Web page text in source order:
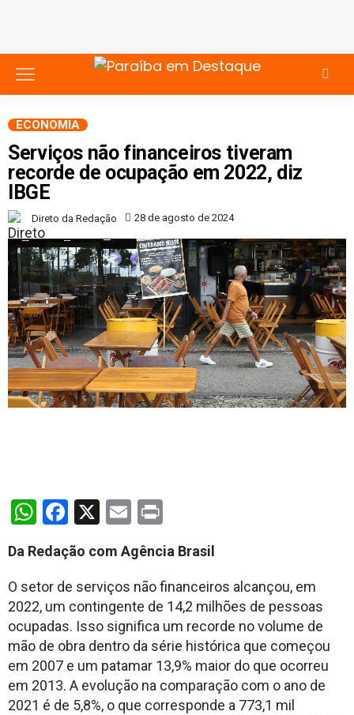
ECONOMIA
Serviços não financeiros tiveram
recorde de ocupação em 2022, diz
IBGE
Direto da Redação 28 de agosto de 2024
WhatsApp
Facebook
X Email
Da Redação com Agência Brasil
O setor de serviços não financeiros alcançou, em
2022, um contingente de 14,2 milhões de pessoas
ocupadas. Isso significa um recorde no volume de
mão de obra dentro da série histórica que começou
em 2007 e um patamar 13,9% maior do que ocorreu
em 2013. A evolução na comparação com o ano de
2021 é de 5,8%, o que corresponde a 773,1 mil